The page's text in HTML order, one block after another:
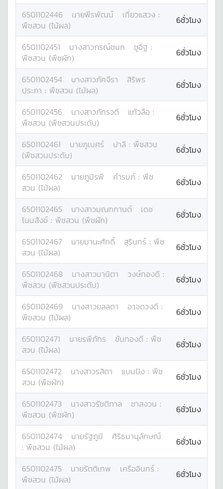
6501102446 นายพีรพัฒน์ เที่ยวแสวง :
พืชสวน (ไม้ผล)
6ชั่วโมง
6501102451 นางสาวภรณ์ชนก ชูอิฐ :
พืชสวน (พืชผัก)
6ชั่วโมง
6501102454 นางสาวภัคจีรา
สิริพร
ประภา : พืชสวน (ไม้ผล) 6ชั่วโมง
6501102456 นางสาวภัทรวดี แก้วลือ :
พืชสวน (พืชสวนประดับ)
6ชั่วโมง
6501102461 นายภูเบศร์ ปาลี : พืชสวน
(พืชสวนประดับ)
6ชั่วโมง
6501102462 นายภูมิรพี คำรมภ์ : พืช
สวน (ไม้ผล)
6ชั่วโมง
6501102465 นางสาวมณฑกานต์
เดช
โนนสังข์ : พืชสวน (พืชผัก) 6ชั่วโมง
6501102467 นายมานะศักดิ์ สุรินทร์ : พืช
สวน (ไม้ผล)
6ชั่วโมง
6501102468 นางสาวมานิตา วงษ์ทองดี :
พืชสวน (พืชสวนประดับ)
6ชั่วโมง
6501102469 นางสาวยลลดา อาจดวงดี :
พืชสวน (ไม้ผล)
6ชั่วโมง
6501102471 นายรพีภัทร ขันทองดี : พืช
สวน (ไม้ผล)
6ชั่วโมง
6501102472 นางสาวรสิตา แบนปิง : พืช
สวน (พืชผัก)
6ชั่วโมง
6501102473 นางสาวรัชติกาล ชาสงวน :
พืชสวน (พืชผัก)
6ชั่วโมง
6501102474 นายรัฐภูมิ
ศิริธนานุลักษณ์
: พืชสวน (ไม้ผล) 6ชั่วโมง
6501102475 นายรัตติเทพ เครืออินทร์ :
พืชสวน (ไม้ผล)
6ชั่วโมง